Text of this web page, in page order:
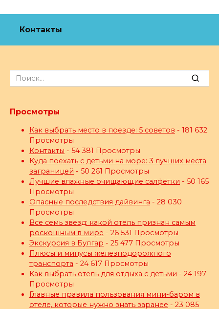
Контакты
Search
for:
Просмотры
Как выбрать место в поезде: 5 советов - 181 632
Просмотры
Контакты - 54 381 Просмотры
Куда поехать с детьми на море: 3 лучших места
заграницей - 50 261 Просмотры
Лучшие влажные очищающие салфетки - 50 165
Просмотры
Опасные последствия дайвинга - 28 030
Просмотры
Все семь звезд: какой отель признан самым
роскошным в мире - 26 531 Просмотры
Экскурсия в Булгар - 25 477 Просмотры
Плюсы и минусы железнодорожного
транспорта - 24 617 Просмотры
Как выбрать отель для отдыха с детьми - 24 197
Просмотры
Главные правила пользования мини-баром в
отеле, которые нужно знать заранее - 23 085